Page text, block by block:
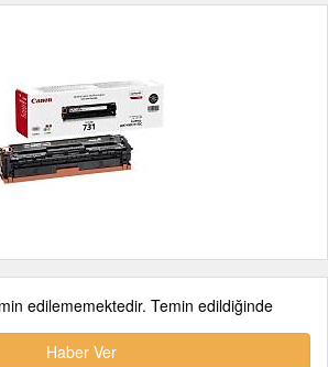
edilememektedir. Temin edildiğinde
Haber Ver